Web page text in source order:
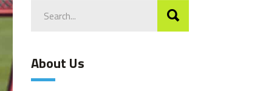
About Us